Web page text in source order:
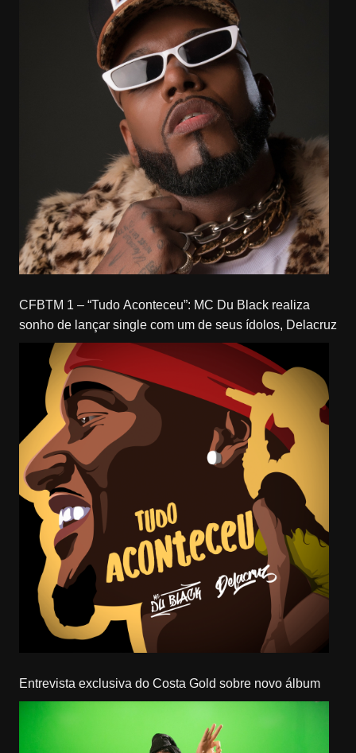
CFBTM 1 – “Tudo Aconteceu”: MC Du Black realiza
sonho de lançar single com um de seus ídolos, Delacruz
Entrevista exclusiva do Costa Gold sobre novo álbum